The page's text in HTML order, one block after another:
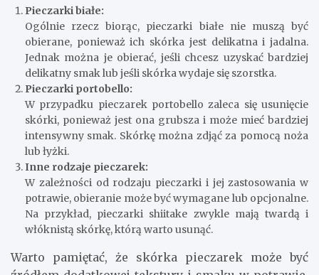
Pieczarki białe:
Ogólnie rzecz biorąc, pieczarki białe nie muszą być
obierane, ponieważ ich skórka jest delikatna i jadalna.
Jednak można je obierać, jeśli chcesz uzyskać bardziej
delikatny smak lub jeśli skórka wydaje się szorstka.
Pieczarki portobello:
W przypadku pieczarek portobello zaleca się usunięcie
skórki, ponieważ jest ona grubsza i może mieć bardziej
intensywny smak. Skórkę można zdjąć za pomocą noża
lub łyżki.
Inne rodzaje pieczarek:
W zależności od rodzaju pieczarki i jej zastosowania w
potrawie, obieranie może być wymagane lub opcjonalne.
Na przykład, pieczarki shiitake zwykle mają twardą i
włóknistą skórkę, którą warto usunąć.
Warto pamiętać, że skórka pieczarek może być